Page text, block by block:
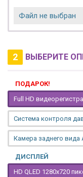
Файл не выбран
2 ВЫБЕРИТЕ
ПОДАРОК!
Full HD
Система контроля
Камера заднего вида
ДИСПЛЕЙ
HD QLED 1280x720